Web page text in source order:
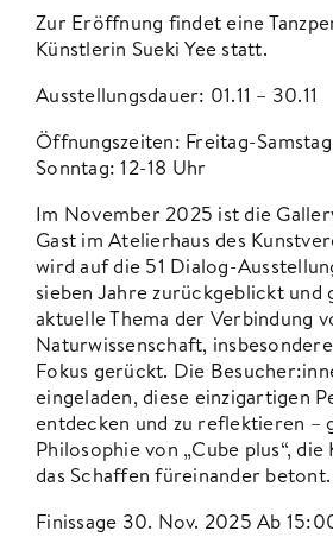
Zur Eröffnung findet eine
Künstlerin Sueki Yee statt.
Ausstellungsdauer: 01.11 – 30.11
Öffnungszeiten: Freitag-
Sonntag: 12-18 Uhr
Im November 2025 ist die
Gast im Atelierhaus des
wird auf die 51 Dialog-
sieben Jahre zurückgeblickt und
aktuelle Thema der Verbindung
Naturwissenschaft,
Fokus gerückt. Die
eingeladen, diese einzigartigen
entdecken und zu reflektieren –
Philosophie von „Cube plus“,
das Schaffen füreinander betont.
Finissage 30. Nov. 2025 Ab